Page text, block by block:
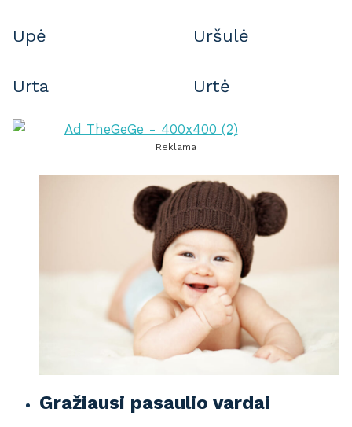
Upė Uršulė
Urta Urtė
Reklama
Gražiausi pasaulio vardai